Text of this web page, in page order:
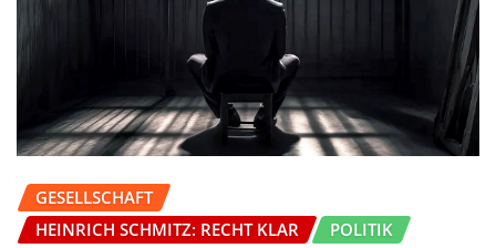
GESELLSCHAFT
HEINRICH SCHMITZ: RECHT KLAR
POLITIK